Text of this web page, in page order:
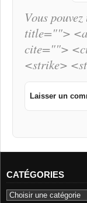
Vous
title="">
cite="">
<strike>
CATÉGORIES